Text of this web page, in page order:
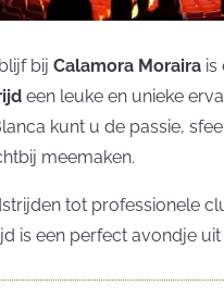
bijCalamora Moraira is
een leuke en unieke
kunt u de passie,
meemaken.
tot professionele
is een perfect avondje